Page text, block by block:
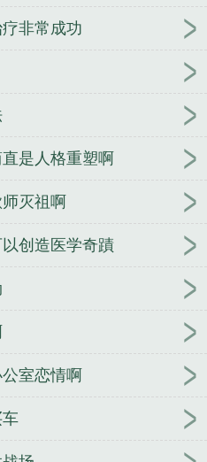
非常成功
是人格重塑啊
灭祖啊
创造医学奇蹟
室恋情啊